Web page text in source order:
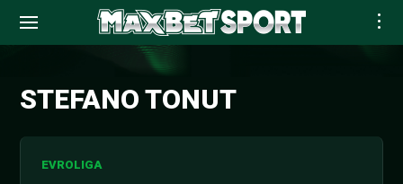
contentSTEFANO TONUT
EVROLIGA